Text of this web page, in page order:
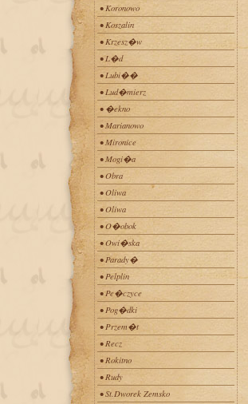
• Koronowo
• Koszalin
• Krzesz�w
• L�d
• Lubi��
• Lud�mierz
• �ekno
• Marianowo
• Mironice
• Mogi�a
• Obra
• Oliwa
• Oliwa
• O�obok
• Owi�ska
• Parady�
• Pelplin
• Pe�czyce
• Pog�dki
• Przem�t
• Recz
• Rokitno
• Rudy
• St.Dworek Zemsko